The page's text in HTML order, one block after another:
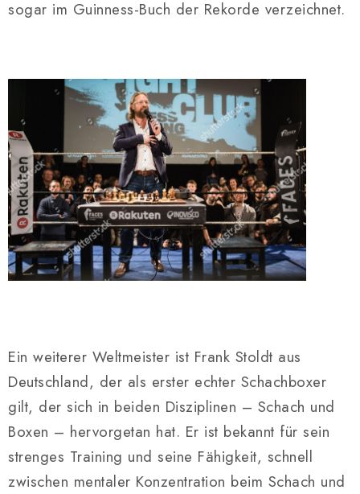
sogar im Guinness-Buch der Rekorde verzeichnet.
Ein weiterer Weltmeister ist Frank Stoldt aus
Deutschland, der als erster echter Schachboxer
gilt, der sich in beiden Disziplinen – Schach und
Boxen – hervorgetan hat. Er ist bekannt für sein
strenges Training und seine Fähigkeit, schnell
zwischen mentaler Konzentration beim Schach und